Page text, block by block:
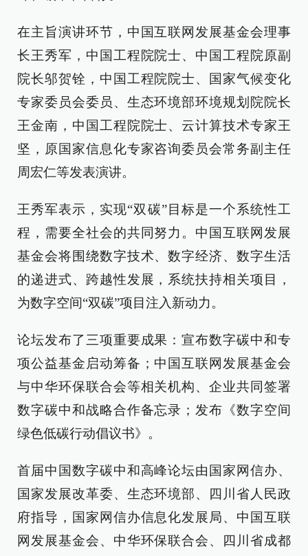
在主旨演讲环节，中国互联网发展基金会理事
长王秀军，中国工程院院士、中国工程院原副
院长邬贺铨，中国工程院院士、国家气候变化
专家委员会委员、生态环境部环境规划院院长
王金南，中国工程院院士、云计算技术专家王
坚，原国家信息化专家咨询委员会常务副主任
周宏仁等发表演讲。
王秀军表示，实现“双碳”目标是一个系统性工
程，需要全社会的共同努力。中国互联网发展
基金会将围绕数字技术、数字经济、数字生活
的递进式、跨越性发展，系统扶持相关项目，
为数字空间“双碳”项目注入新动力。
论坛发布了三项重要成果：宣布数字碳中和专
项公益基金启动筹备；中国互联网发展基金会
与中华环保联合会等相关机构、企业共同签署
数字碳中和战略合作备忘录；发布《数字空间
绿色低碳行动倡议书》。
首届中国数字碳中和高峰论坛由国家网信办、
国家发展改革委、生态环境部、四川省人民政
府指导，国家网信办信息化发展局、中国互联
网发展基金会、中华环保联合会、四川省成都